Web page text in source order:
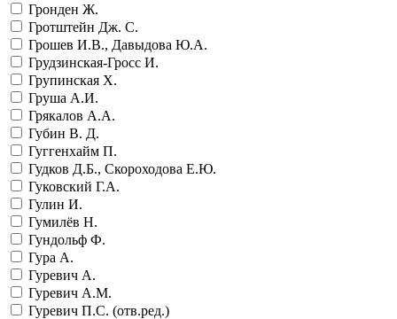
Гронден Ж.
Гротштейн Дж. С.
Грошев И.В., Давыдова Ю.А.
Грудзинская-Гросс И.
Групинская Х.
Груша А.И.
Грякалов А.А.
Губин В. Д.
Гуггенхайм П.
Гудков Д.Б., Скороходова Е.Ю.
Гуковский Г.А.
Гулин И.
Гумилёв Н.
Гундольф Ф.
Гура А.
Гуревич А.
Гуревич А.М.
Гуревич П.С. (отв.ред.)